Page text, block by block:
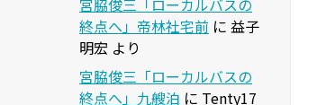
宮脇俊三「ローカルバスの
終点へ」帝林社宅前 に 益子
明宏 より
宮脇俊三「ローカルバスの
終点へ」九艘泊 に Tenty17